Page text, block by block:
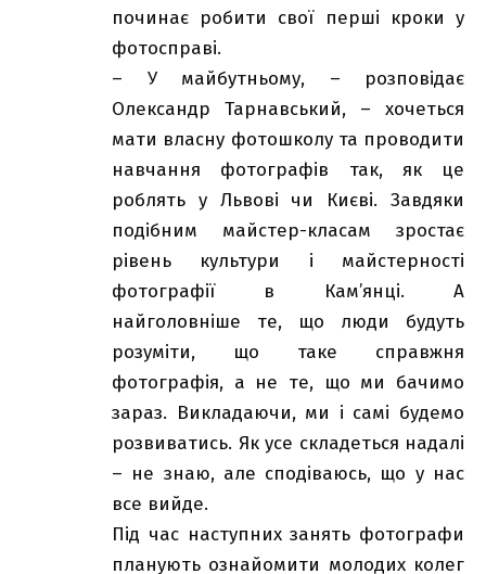
починає робити свої перші кроки у
фотосправі.
– У майбутньому, – розповідає
Олександр Тарнавський, – хочеться
мати власну фотошколу та проводити
навчання фотографів так, як це
роблять у Львові чи Києві. Завдяки
подібним майстер-класам зростає
рівень культури і майстерності
фотографії в Кам’янці. А
найголовніше те, що люди будуть
розуміти, що таке справжня
фотографія, а не те, що ми бачимо
зараз. Викладаючи, ми і самі будемо
розвиватись. Як усе складеться надалі
– не знаю, але сподіваюсь, що у нас
все вийде.
Під час наступних занять фотографи
планують ознайомити молодих колег